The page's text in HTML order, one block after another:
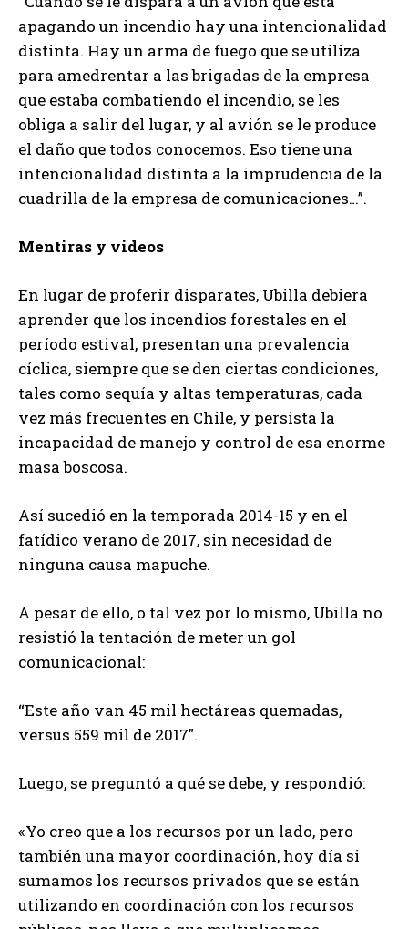
apagando un incendio hay una intencionalidad
distinta. Hay un arma de fuego que se utiliza
para amedrentar a las brigadas de la empresa
que estaba combatiendo el incendio, se les
obliga a salir del lugar, y al avión se le produce
el daño que todos conocemos. Eso tiene una
intencionalidad distinta a la imprudencia de la
cuadrilla de la empresa de comunicaciones…”.
Mentiras y videos
En lugar de proferir disparates, Ubilla debiera
aprender que los incendios forestales en el
período estival, presentan una prevalencia
cíclica, siempre que se den ciertas condiciones,
tales como sequía y altas temperaturas, cada
vez más frecuentes en Chile, y persista la
incapacidad de manejo y control de esa enorme
masa boscosa.
Así sucedió en la temporada 2014-15 y en el
fatídico verano de 2017, sin necesidad de
ninguna causa mapuche.
A pesar de ello, o tal vez por lo mismo, Ubilla no
resistió la tentación de meter un gol
comunicacional:
“Este año van 45 mil hectáreas quemadas,
versus 559 mil de 2017″.
Luego, se preguntó a qué se debe, y respondió:
«Yo creo que a los recursos por un lado, pero
también una mayor coordinación, hoy día si
sumamos los recursos privados que se están
utilizando en coordinación con los recursos